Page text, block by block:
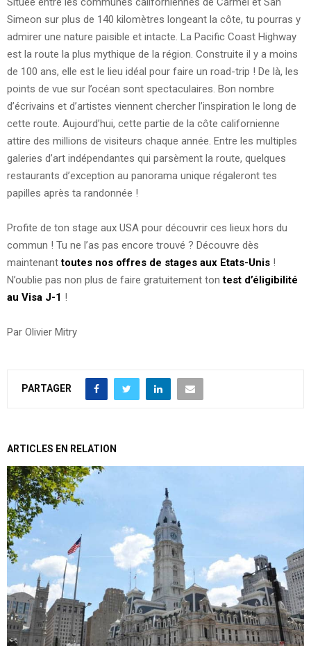
Simeon sur plus de 140 kilomètres longeant la côte, tu pourras y
admirer une nature paisible et intacte. La Pacific Coast Highway
est la route la plus mythique de la région. Construite il y a moins
de 100 ans, elle est le lieu idéal pour faire un road-trip ! De là, les
points de vue sur l’océan sont spectaculaires. Bon nombre
d’écrivains et d’artistes viennent chercher l’inspiration le long de
cette route. Aujourd’hui, cette partie de la côte californienne
attire des millions de visiteurs chaque année. Entre les multiples
galeries d’art indépendantes qui parsèment la route, quelques
restaurants d’exception au panorama unique régaleront tes
papilles après ta randonnée !
Profite de ton stage aux USA pour découvrir ces lieux hors du
commun ! Tu ne l’as pas encore trouvé ? Découvre dès
maintenanttoutes nos offres de stages aux Etats-Unis !
N’oublie pas non plus de faire gratuitement tontest d’éligibilité
au Visa J-1 !
Par Olivier Mitry
PARTAGER
ARTICLES EN RELATION